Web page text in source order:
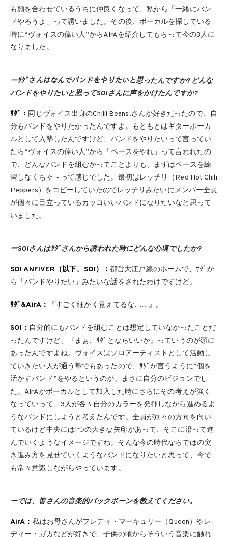
も顔を合わせているうちに仲良くなって、私から「一緒にバン
ドやろうよ」って誘いました。その後、ボーカルを探している
時に“ヴォイスの偉い人”からAirAを紹介してもらって今の3人に
なりました。
ーｻﾀﾞさんはなんでバンドをやりたいと思ったんですか? どんな
バンドをやりたいと思ってSOIさんに声をかけたんですか?
ｻﾀﾞ： 同じヴォイス出身のChilli Beans.さんが好きだったので、自
分もバンドをやりたかったんですよ。もともとはギターボーカ
ルとして入塾したんですけど、バンドをやりたいって言ってい
たら“ヴォイスの偉い人”から「ベースをやれ」って言われたの
で、どんなバンドを組むかってことよりも、まずはベースを練
習しなくちゃ～って感じでした。最初はレッチリ（Red Hot Chili
Peppers）をコピーしていたのでレッチリみたいにメンバー全員
が個々に目立っているカッコいいバンドになりたいなと思って
いました。
ーSOIさんはｻﾀﾞさんから誘われた時にどんな心境でしたか?
SOI ANFIVER（以下、SOI）： 都営大江戸線のホームで、ｻﾀﾞか
ら「バンドやりたい」みたいな話をされたわけですけど。
ｻﾀﾞ&AirA： 『すごく細かく覚えてるな……』。
SOI： 自分的にもバンドを組むことは想定していなかったことだ
ったんですけど、『まぁ、ｻﾀﾞとならいいか』っていうのが頭に
あったんですよね。ヴォイスはソロアーティストとして活動し
ていきたい人が通う塾でもあったので、ｻﾀﾞが言うように“個を
活かすバンド”をやるというのが、まさに自分のビジョンでし
た。AirAがボーカルとして加入した時にさらにその考えが強く
なっていって、3人が各々自分のカラーを発揮しながら進めるよ
うなバンドにしようと考えたんです。全員が別々の方向を向い
ているけど中央には1つの大きな矢印があって、そこに沿って進
んでいくようなイメージですね。そんな今の時代ならではの突
き進み方を見せていくようなバンドになりたいと思って、今で
も常々意識しながらやっています。
ーでは、皆さんの音楽的バックボーンを教えてください。
AirA： 私はお母さんがフレディ・マーキュリー（Queen）やレ
ディー・ガガなどが好きで、子供の頃からそういう音楽に触れ